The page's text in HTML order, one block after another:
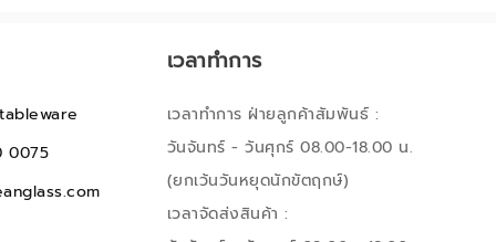
0075
เวลาทำการ
เวลาทำการ ฝ่ายลูกค้าสัมพันธ์ :
วันจันทร์ - วันศุกร์ 08.00-18.00 น.
(ยกเว้นวันหยุดนักขัตฤกษ์)
เวลาจัดส่งสินค้า :